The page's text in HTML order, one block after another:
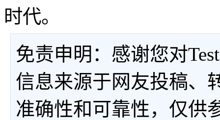
时代。
免责申明：感谢您对
信息来源于网友投稿、
准确性和可靠性，仅供